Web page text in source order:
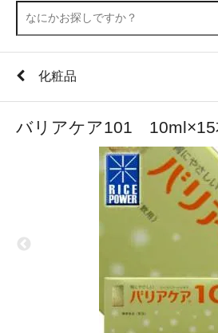
化粧品
バリアケア101 10ml×15